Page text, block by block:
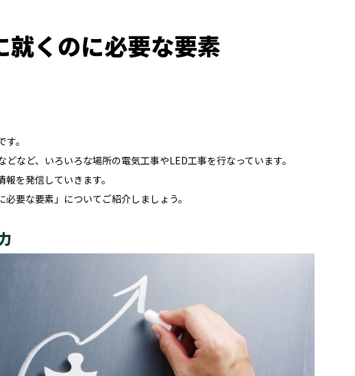
就くのに必要な要素
。
など、いろいろな場所の電気工事やLED工事を行なっています。
を発信していきます。
要な要素」についてご紹介しましょう。